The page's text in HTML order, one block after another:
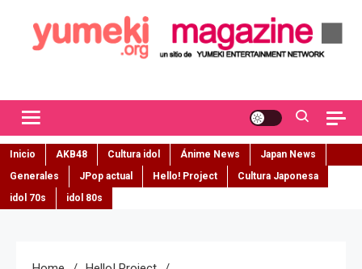
Inicio AKB48 Cultura idol Ánime News
Japan News
Generales
JPop actual Hello! Project
Cultura Japonesa
idol 70s
idol 80s